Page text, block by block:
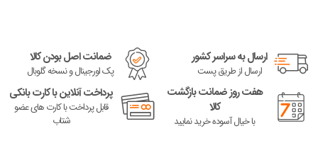
ارسال به سراسر کشور
ارسال از طریق پست
ضمانت اصل بودن کالا
پک اورجینال و نسخه گلوبال
هفت روز ضمانت بازگشت
کالا
با خیال آسوده خرید نمایید
پرداخت آنلاین با کارت بانکی
قابل پرداخت با کارت های عضو
شتاب